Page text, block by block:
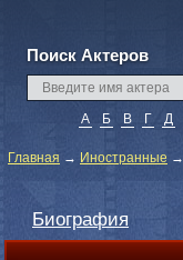
Поиск Актеров
А Б В Г Д
Главная → Иностранные →
Биография